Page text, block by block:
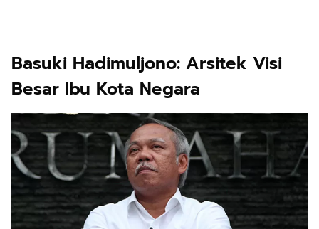
Basuki Hadimuljono: Arsitek Visi
Besar Ibu Kota Negara